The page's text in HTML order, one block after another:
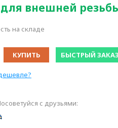
для внешней
на складе
КУПИТЬ БЫСТРЫЙ
с друзьями: